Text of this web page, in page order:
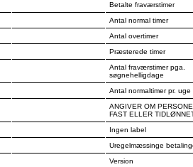
Betalte fraværstimer
Antal normal timer
Antal overtimer
Præsterede timer
Antal fraværstimer pga.
søgnehelligdage
Antal normaltimer pr. uge
ANGIVER OM
FAST ELLER
Ingen label
Uregelmæssinge
Version